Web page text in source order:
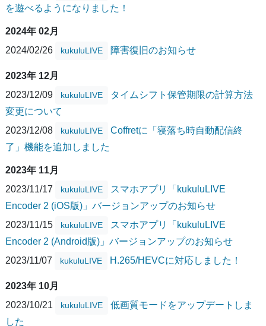
を遊べるようになりました！
2024年 02月
2024/02/26
kukuluLIVE 障害復旧のお知らせ
2023年 12月
2023/12/09
kukuluLIVE
タイムシフト保管期限の計算方法
変更について
2023/12/08
kukuluLIVE
Coffretに「寝落ち時自動配信終
了」機能を追加しました
2023年 11月
2023/11/17
kukuluLIVE
スマホアプリ「kukuluLIVE
Encoder 2 (iOS版)」バージョンアップのお知らせ
2023/11/15
kukuluLIVE
スマホアプリ「kukuluLIVE
Encoder 2 (Android版)」バージョンアップのお知らせ
2023/11/07
kukuluLIVE H.265/HEVCに対応しました！
2023年 10月
2023/10/21
kukuluLIVE
低画質モードをアップデートしま
した